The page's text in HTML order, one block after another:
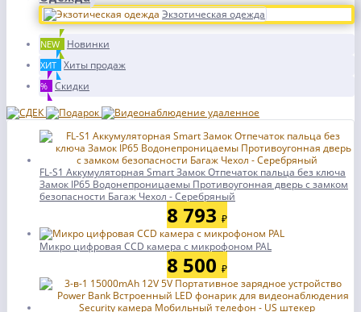
Экзотическая одежда
NEW Новинки
ХИТ Хиты продаж
% Скидки
FL-S1 Аккумуляторная Smart Замок Отпечаток пальца без ключа
Замок IP65 Водонепроницаемы Противоугонная дверь с замком
безопасности Багаж Чехол - Серебряный
8 793 ₽
Микро цифровая CCD камера с микрофоном PAL
8 500 ₽